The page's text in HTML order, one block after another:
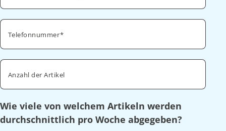
Telefonnummer
Anzahl der Artikel
Wie viele von welchem Artikeln werden
durchschnittlich pro Woche abgegeben?